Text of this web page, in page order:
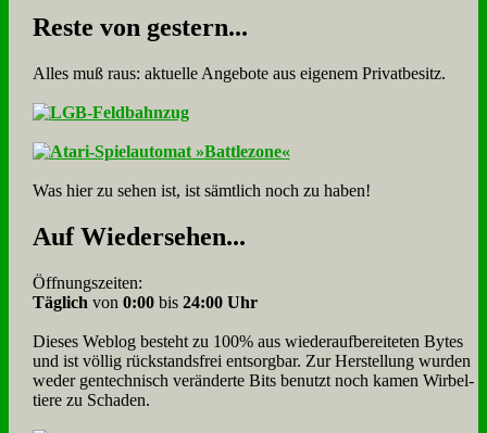
Re­ste von ge­stern...
Alles muß raus: aktuelle An­ge­bo­te aus eigenem Privatbesitz.
Was hier zu sehen ist, ist sämt­lich noch zu haben!
Auf Wie­der­se­hen...
Öffnungszeiten:
Täglich von 0:00bis 24:00 Uhr
Dieses Weblog besteht zu 100% aus wie­der­auf­bereite­ten Bytes
und ist völlig rück­stands­frei ent­sorg­bar. Zur Herstellung wurden
weder gen­tech­nisch veränderte Bits benutzt noch kamen Wir­bel­
tiere zu Scha­den.